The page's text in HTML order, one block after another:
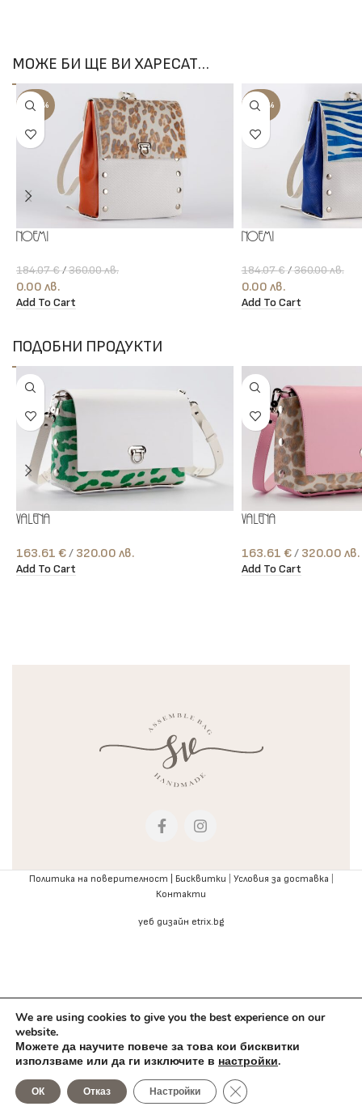
МОЖЕ БИ ЩЕ ВИ ХАРЕСАТ…
-100%
Noemi
184.07€/360.00лв.
0.00лв.
Add To Cart
-100%
Noemi
184.07€/360.00лв.
0.00 лв.
Add To Cart
ПОДОБНИ ПРОДУКТИ
Valena
163.61€ лв.
Add To Cart
Valena
163.61 € лв.
Add To Cart
Политика на поверителност | Бисквитки Условия за доставка
Контакти
уеб дизайн etrix.bg
We are using cookies to give you the best experience on our
website.
Можете да научите повече за това кои бисквитки
използваме или да ги изключите в настройки.
ОК Отказ Настройки Close GDPR Cookie
Любими
0
КоличкаПрофил